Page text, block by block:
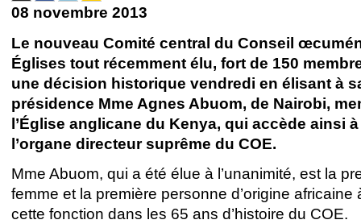
08 novembre 2013
Le nouveau Comité central du Conseil
Églises tout récemment élu, fort de 150
une décision historique vendredi en élisant à
présidence Mme Agnes Abuom, de Nairobi,
l’Église anglicane du Kenya, qui accède ainsi
l’organe directeur suprême du COE.
Mme Abuom, qui a été élue à l’unanimité, est la
femme et la première personne d’origine africaine
cette fonction dans les 65 ans d’histoire du COE.